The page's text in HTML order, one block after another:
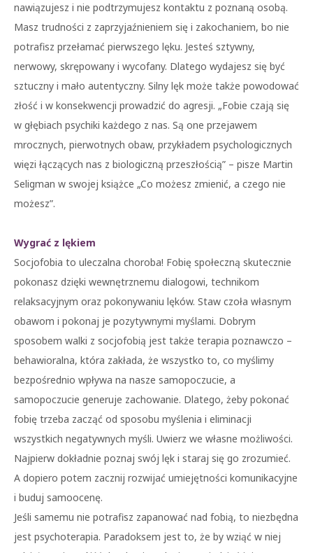
nawiązujesz i nie podtrzymujesz kontaktu z poznaną osobą.
Masz trudności z zaprzyjaźnieniem się i zakochaniem, bo nie
potrafisz przełamać pierwszego lęku. Jesteś sztywny,
nerwowy, skrępowany i wycofany. Dlatego wydajesz się być
sztuczny i mało autentyczny. Silny lęk może także powodować
złość i w konsekwencji prowadzić do agresji. „Fobie czają się
w głębiach psychiki każdego z nas. Są one przejawem
mrocznych, pierwotnych obaw, przykładem psychologicznych
więzi łączących nas z biologiczną przeszłością” – pisze Martin
Seligman w swojej książce „Co możesz zmienić, a czego nie
możesz”.
Wygrać z lękiem
Socjofobia to uleczalna choroba! Fobię społeczną skutecznie
pokonasz dzięki wewnętrznemu dialogowi, technikom
relaksacyjnym oraz pokonywaniu lęków. Staw czoła własnym
obawom i pokonaj je pozytywnymi myślami. Dobrym
sposobem walki z socjofobią jest także terapia poznawczo –
behawioralna, która zakłada, że wszystko to, co myślimy
bezpośrednio wpływa na nasze samopoczucie, a
samopoczucie generuje zachowanie. Dlatego, żeby pokonać
fobię trzeba zacząć od sposobu myślenia i eliminacji
wszystkich negatywnych myśli. Uwierz we własne możliwości.
Najpierw dokładnie poznaj swój lęk i staraj się go zrozumieć.
A dopiero potem zacznij rozwijać umiejętności komunikacyjne
i buduj samoocenę.
Jeśli samemu nie potrafisz zapanować nad fobią, to niezbędna
jest psychoterapia. Paradoksem jest to, że by wziąć w niej